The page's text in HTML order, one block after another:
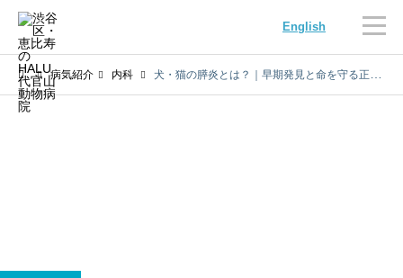
English
病気紹介 内科 犬・猫の膵炎とは？｜早期発見と命を守る正しい治療法を解説！